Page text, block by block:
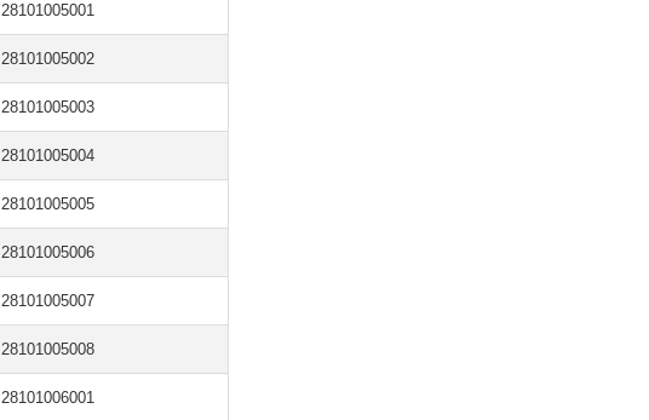
28101005001
28101005002
28101005003
28101005004
28101005005
28101005006
28101005007
28101005008
28101006001